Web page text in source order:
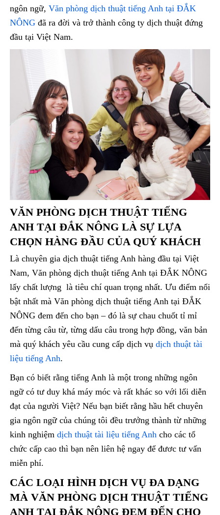
ngôn ngữ, Văn phòng dịch thuật tiếng Anh tại ĐẮK
NÔNG đã ra đời và trở thành công ty dịch thuật đứng
đầu tại Việt Nam.
VĂN PHÒNG DỊCH THUẬT TIẾNG
ANH TẠI ĐẮK NÔNG LÀ SỰ LỰA
CHỌN HÀNG ĐẦU CỦA QUÝ KHÁCH
Là chuyên gia dịch thuật tiếng Anh hàng đầu tại Việt
Nam, Văn phòng dịch thuật tiếng Anh tại ĐẮK NÔNG
lấy chất lượng là tiêu chí quan trọng nhất. Ưu điểm nổi
bật nhất mà Văn phòng dịch thuật tiếng Anh tại ĐẮK
NÔNG đem đến cho bạn – đó là sự chau chuốt tỉ mỉ
đến từng câu từ, từng dấu câu trong hợp đồng, văn bản
mà quý khách yêu cầu cung cấp dịch vụ dịch thuật tài
liệu tiếng Anh.
Bạn có biết rằng tiếng Anh là một trong những ngôn
ngữ có tư duy khá máy móc và rất khác so với lối diễn
đạt của người Việt? Nếu bạn biết rằng hầu hết chuyên
gia ngôn ngữ của chúng tôi đều trưởng thành từ những
kinh nghiệm dịch thuật tài liệu tiếng Anh cho các tổ
chức cấp cao thì bạn nên liên hệ ngay để đươc tư vấn
miễn phí.
CÁC LOẠI HÌNH DỊCH VỤ ĐA DẠNG
MÀ VĂN PHÒNG DỊCH THUẬT TIẾNG
ANH TẠI ĐẮK NÔNG ĐEM ĐẾN CHO